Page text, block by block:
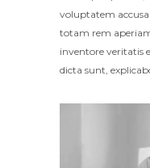
voluptatem
totam rem
inventore veritatis
dicta sunt,